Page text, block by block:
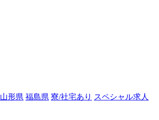
山形県 福島県 寮/社宅あり スペシャル求人